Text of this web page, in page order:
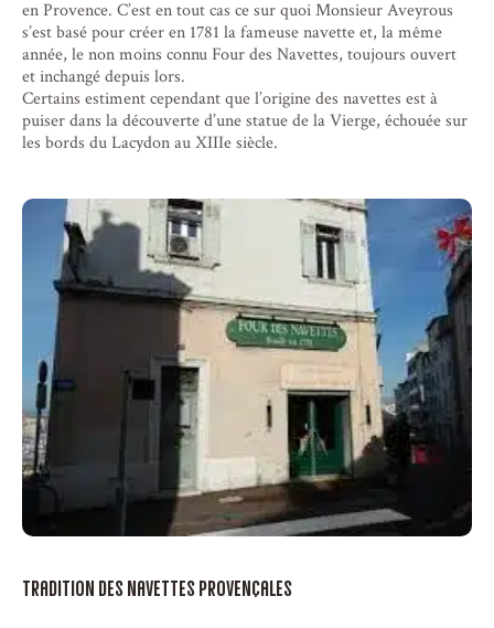
en Provence. C’est en tout cas ce sur quoi Monsieur Aveyrous
s’est basé pour créer en 1781 la fameuse navette et, la même
année, le non moins connu Four des Navettes, toujours ouvert
et inchangé depuis lors.
Certains estiment cependant que l’origine des navettes est à
puiser dans la découverte d’une statue de la Vierge, échouée sur
les bords du Lacydon au XIIIe siècle.
Tradition des navettes provençales